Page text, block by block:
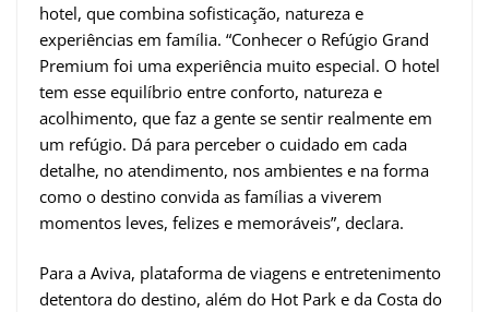
hotel, que combina sofisticação, natureza e
experiências em família. “Conhecer o Refúgio Grand
Premium foi uma experiência muito especial. O hotel
tem esse equilíbrio entre conforto, natureza e
acolhimento, que faz a gente se sentir realmente em
um refúgio. Dá para perceber o cuidado em cada
detalhe, no atendimento, nos ambientes e na forma
como o destino convida as famílias a viverem
momentos leves, felizes e memoráveis”, declara.
Para a Aviva, plataforma de viagens e entretenimento
detentora do destino, além do Hot Park e da Costa do